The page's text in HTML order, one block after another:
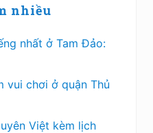
nhiều
nhất ở Tam Đảo:
vui chơi ở quận Thủ
Việt kèm lịch